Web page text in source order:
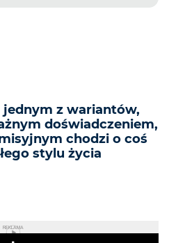
z wariantów,
doświadczeniem,
chodzi o coś
stylu życia
REKLAMA